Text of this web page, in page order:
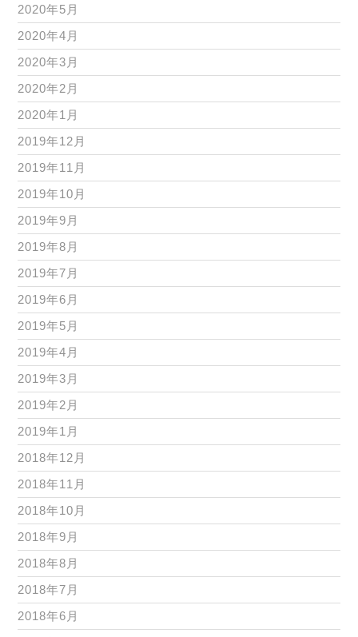
2020年5月
2020年4月
2020年3月
2020年2月
2020年1月
2019年12月
2019年11月
2019年10月
2019年9月
2019年8月
2019年7月
2019年6月
2019年5月
2019年4月
2019年3月
2019年2月
2019年1月
2018年12月
2018年11月
2018年10月
2018年9月
2018年8月
2018年7月
2018年6月